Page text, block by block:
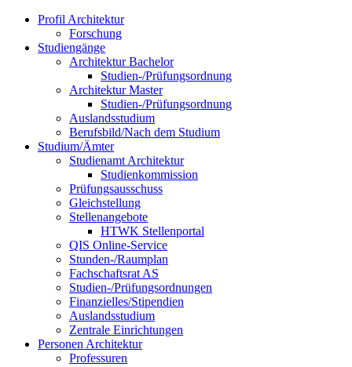
Profil Architektur
Forschung
Studiengänge
Architektur Bachelor
Studien-/Prüfungsordnung
Architektur Master
Studien-/Prüfungsordnung
Auslandsstudium
Berufsbild/Nach dem Studium
Studium/Ämter
Studienamt Architektur
Studienkommission
Prüfungsausschuss
Gleichstellung
Stellenangebote
HTWK Stellenportal
QIS Online-Service
Stunden-/Raumplan
Fachschaftsrat AS
Studien-/Prüfungsordnungen
Finanzielles/Stipendien
Auslandsstudium
Zentrale Einrichtungen
Personen Architektur
Professuren